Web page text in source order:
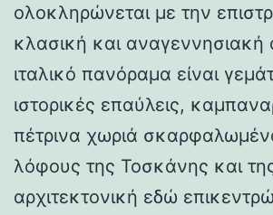
ολοκληρώνεται με την
κλασική και αναγεννησιακή
ιταλικό πανόραμα είναι
ιστορικές επαύλεις,
πέτρινα χωριά
λόφους της Τοσκάνης και
αρχιτεκτονική εδώ